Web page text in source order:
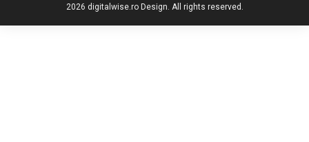
2026 digitalwise.ro Design. All rights reserved.